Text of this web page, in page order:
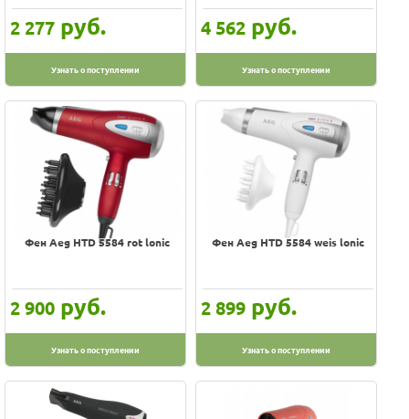
2 277 руб.
Узнать о поступлении
4 562 руб.
Узнать о поступлении
Фен Aeg HTD 5584 rot lonic
2 900 руб.
Узнать о поступлении
Фен Aeg HTD 5584 weis lonic
2 899 руб.
Узнать о поступлении